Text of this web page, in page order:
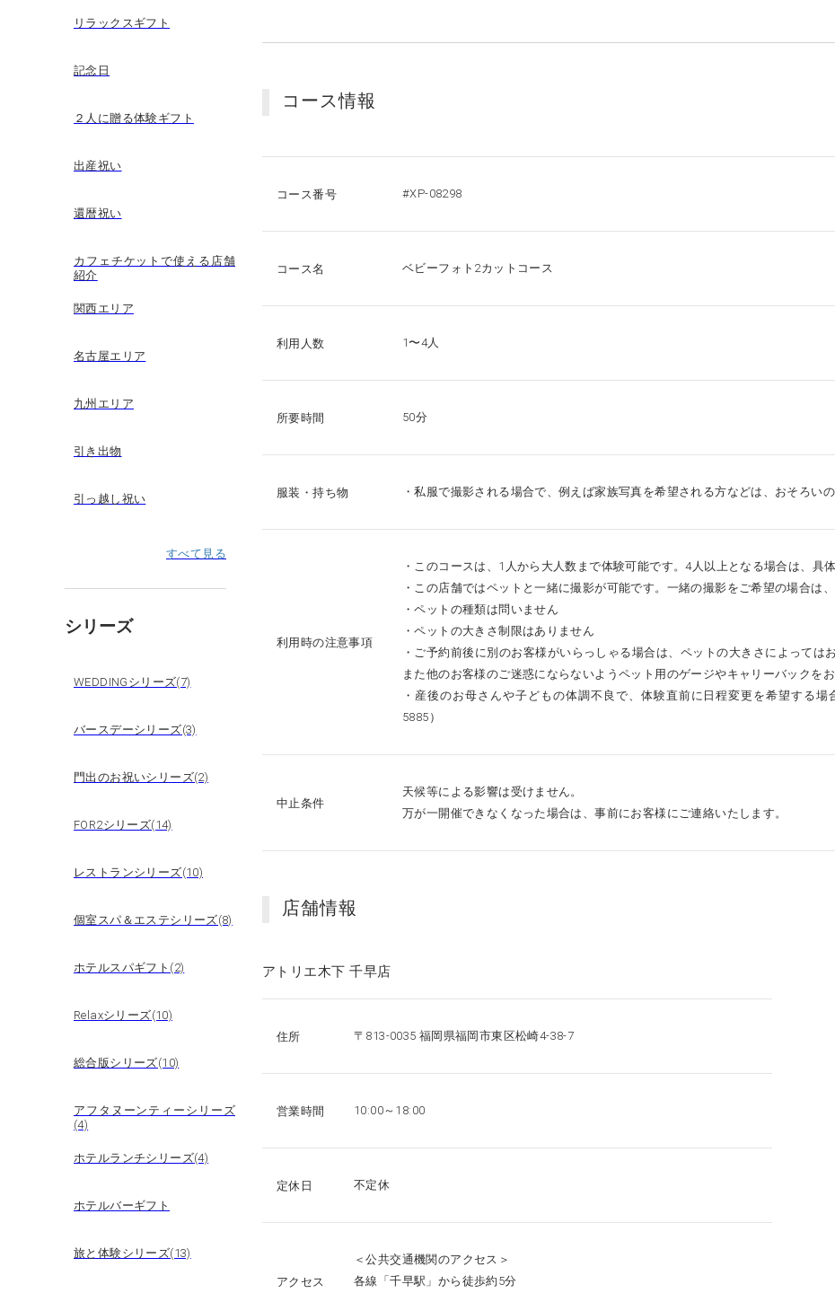
リラックスギフト
記念日
２人に贈る体験ギフト
出産祝い
還暦祝い
カフェチケットで使える店舗
紹介
関西エリア
名古屋エリア
九州エリア
引き出物
引っ越し祝い
すべて見る
シリーズ
WEDDINGシリーズ(7)
バースデーシリーズ(3)
門出のお祝いシリーズ(2)
FOR2シリーズ(14)
レストランシリーズ(10)
個室スパ＆エステシリーズ(8)
ホテルスパギフト(2)
Relaxシリーズ(10)
総合版シリーズ(10)
アフタヌーンティーシリーズ
(4)
ホテルランチシリーズ(4)
ホテルバーギフト
旅と体験シリーズ(13)
コース情報
コース番号 #XP-08298
コース名 ベビーフォト2カットコース
利用人数 1〜4人
所要時間 50分
服装・持ち物 ・私服で撮影される場合で、例えば家族写真を希望される方などは、おそろい
利用時の注意事項
・このコースは、1人から大人数まで体験可能です。4人以上となる場合は、具
・この店舗ではペットと一緒に撮影が可能です。一緒の撮影をご希望の場合は
・ペットの種類は問いません
・ペットの大きさ制限はありません
・ご予約前後に別のお客様がいらっしゃる場合は、ペットの大きさによっては
また他のお客様のご迷惑にならないようペット用のゲージやキャリーバックを
・産後のお母さんや子どもの体調不良で、体験直前に日程変更を希望する
5885）
中止条件
天候等による影響は受けません。
万が一開催できなくなった場合は、事前にお客様にご連絡いたします。
店舗情報
アトリエ木下 千早店
住所 〒813-0035 福岡県福岡市東区松崎4-38-7
営業時間 10:00～18:00
定休日 不定休
アクセス
＜公共交通機関のアクセス＞
各線「千早駅」から徒歩約5分